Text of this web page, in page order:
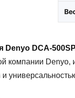
Denyo DCA-
компании Denyo,